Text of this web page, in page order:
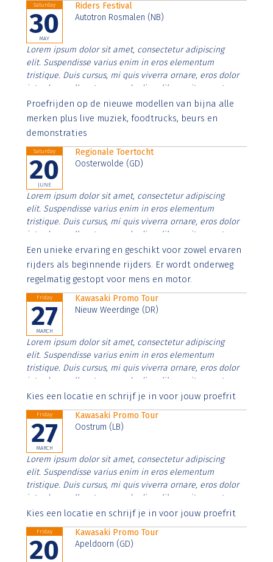
Saturday
30
MAY
Riders Festival
Autotron Rosmalen (NB)
Lorem ipsum dolor sit amet, consectetur adipiscing
elit. Suspendisse varius enim in eros elementum
tristique. Duis cursus, mi quis viverra ornare, eros dolor
interdum nulla, ut commodo diam libero vitae erat.
Aenean faucibus nibh et justo cursus id rutrum lorem
imperdiet. Nunc ut sem vitae risus tristique posuere.
Proefrijden op de nieuwe modellen van bijna alle
merken plus live muziek, foodtrucks, beurs en
demonstraties
Saturday
20
JUNE
Regionale Toertocht
Oosterwolde (GD)
Lorem ipsum dolor sit amet, consectetur adipiscing
elit. Suspendisse varius enim in eros elementum
tristique. Duis cursus, mi quis viverra ornare, eros dolor
interdum nulla, ut commodo diam libero vitae erat.
Aenean faucibus nibh et justo cursus id rutrum lorem
imperdiet. Nunc ut sem vitae risus tristique posuere.
Een unieke ervaring en geschikt voor zowel ervaren
rijders als beginnende rijders. Er wordt onderweg
regelmatig gestopt voor mens en motor.
Friday
27
MARCH
Kawasaki Promo Tour
Nieuw Weerdinge (DR)
Lorem ipsum dolor sit amet, consectetur adipiscing
elit. Suspendisse varius enim in eros elementum
tristique. Duis cursus, mi quis viverra ornare, eros dolor
interdum nulla, ut commodo diam libero vitae erat.
Aenean faucibus nibh et justo cursus id rutrum lorem
Kies een locatie en schrijf je in voor jouw proefrit
Friday
27
MARCH
Kawasaki Promo Tour
Oostrum (LB)
Lorem ipsum dolor sit amet, consectetur adipiscing
elit. Suspendisse varius enim in eros elementum
tristique. Duis cursus, mi quis viverra ornare, eros dolor
interdum nulla, ut commodo diam libero vitae erat.
Aenean faucibus nibh et justo cursus id rutrum lorem
Kies een locatie en schrijf je in voor jouw proefrit
Friday
20
Kawasaki Promo Tour
Apeldoorn (GD)